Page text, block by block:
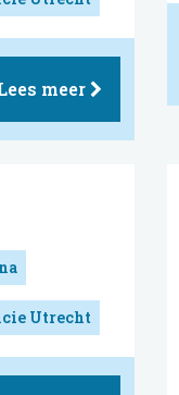
meer
Utrecht